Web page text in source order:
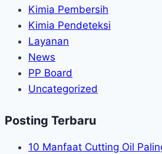
Kimia Pembersih
Kimia Pendeteksi
Layanan
News
PP Board
Uncategorized
Posting Terbaru
10 Manfaat Cutting Oil